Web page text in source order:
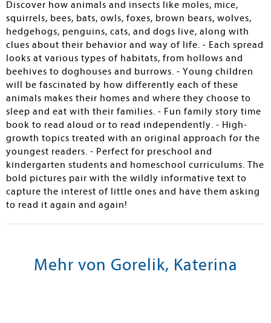
Discover how animals and insects like moles, mice,
squirrels, bees, bats, owls, foxes, brown bears, wolves,
hedgehogs, penguins, cats, and dogs live, along with
clues about their behavior and way of life. - Each spread
looks at various types of habitats, from hollows and
beehives to doghouses and burrows. - Young children
will be fascinated by how differently each of these
animals makes their homes and where they choose to
sleep and eat with their families. - Fun family story time
book to read aloud or to read independently. - High-
growth topics treated with an original approach for the
youngest readers. - Perfect for preschool and
kindergarten students and homeschool curriculums. The
bold pictures pair with the wildly informative text to
capture the interest of little ones and have them asking
to read it again and again!
Mehr von Gorelik, Katerina